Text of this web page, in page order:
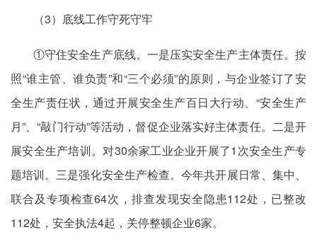
（3）底线工作守死守牢
①守住安全生产底线。一是压实安全生产主体责任。按
照“谁主管、谁负责”和“三个必须”的原则，与企业签订了安
全生产责任状，通过开展安全生产百日大行动、“安全生产
月”、“敲门行动”等活动，督促企业落实好主体责任。二是开
展安全生产培训。对30余家工业企业开展了1次安全生产专
题培训。三是强化安全生产检查。今年共开展日常、集中、
联合及专项检查64次，排查发现安全隐患112处，已整改
112处，安全执法4起，关停整顿企业6家。